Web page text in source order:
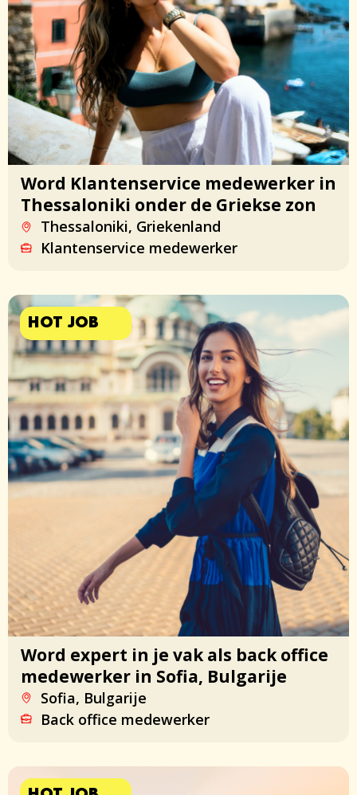
Word Klantenservice medewerker in
Thessaloniki onder de Griekse zon
Thessaloniki, Griekenland
Klantenservice medewerker
HOT JOB
Word expert in je vak als back office
medewerker in Sofia, Bulgarije
Sofia, Bulgarije
Back office medewerker